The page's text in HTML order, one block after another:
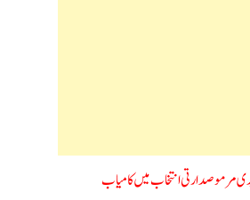
مرمو صدارتی انتخاب میں کامیاب